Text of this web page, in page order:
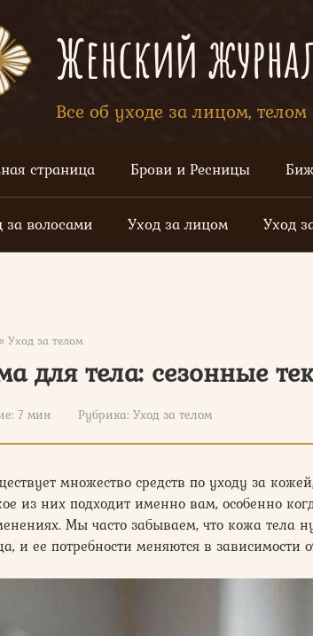
Женский
Все об уходе за лицом,
страница Брови и Ресницы
за волосами Уход за лицом Уход
» Уход за телом
для тела: сезонные
7 мин Рубрика: Уход за телом
множество средств по уходу за
из них подходит именно вам, особенно
Мы часто забываем, что кожа тела
и ее потребности меняются в зависимости